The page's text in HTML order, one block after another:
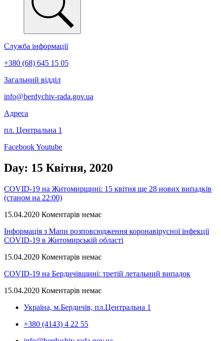
Служба інформації
+380 (68) 645 15 05
Загальний відділ
info@berdychiv-rada.gov.ua
Адреса
пл. Центральна 1
FacebookYoutube
Day: 15 Квітня, 2020
COVID-19 на Житомирщині: 15 квітня ще 28 нових випадків
(станом на 22:00)
15.04.2020 Коментарів немає
Інформація з Мапи розповсюдження коронавірусної інфекції
COVID-19 в Житомирській області
15.04.2020 Коментарів немає
COVID-19 на Бердичівщині: третій летальний випадок
15.04.2020 Коментарів немає
Україна, м.Бердичів, пл.Центральна 1
+380 (4143) 4 22 55